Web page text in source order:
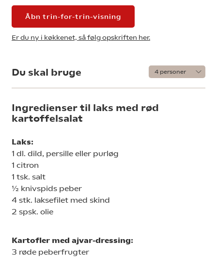
Åbn trin-for-trin-visning
Er du ny i køkkenet, så følg opskriften her.
Du skal bruge
Ingredienser til laks med rød
kartoffelsalat
Laks:
1 dl. dild, persille eller purløg
1 citron
1 tsk. salt
½ knivspids peber
4 stk. laksefilet med skind
2 spsk. olie
Kartofler med ajvar-dressing:
3 røde peberfrugter